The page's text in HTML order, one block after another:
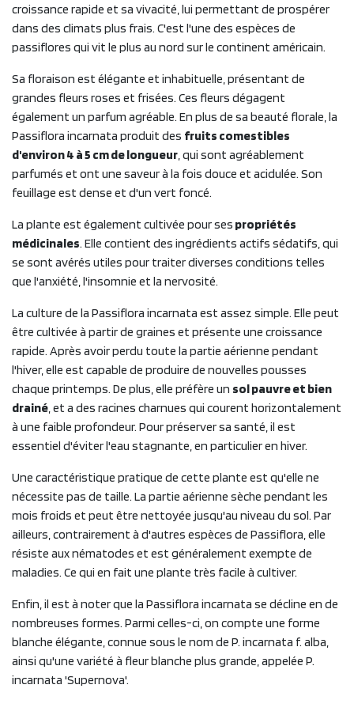
croissance rapide et sa vivacité, lui permettant de prospérer
dans des climats plus frais. C'est l'une des espèces de
passiflores qui vit le plus au nord sur le continent américain.
Sa floraison est élégante et inhabituelle, présentant de
grandes fleurs roses et frisées. Ces fleurs dégagent
également un parfum agréable. En plus de sa beauté florale, la
Passiflora incarnata produit des fruits comestibles
d'environ 4 à 5 cm de longueur, qui sont agréablement
parfumés et ont une saveur à la fois douce et acidulée. Son
feuillage est dense et d'un vert foncé.
La plante est également cultivée pour ses propriétés
médicinales. Elle contient des ingrédients actifs sédatifs, qui
se sont avérés utiles pour traiter diverses conditions telles
que l'anxiété, l'insomnie et la nervosité.
La culture de la Passiflora incarnata est assez simple. Elle peut
être cultivée à partir de graines et présente une croissance
rapide. Après avoir perdu toute la partie aérienne pendant
l'hiver, elle est capable de produire de nouvelles pousses
chaque printemps. De plus, elle préfère un sol pauvre et bien
drainé, et a des racines charnues qui courent horizontalement
à une faible profondeur. Pour préserver sa santé, il est
essentiel d'éviter l'eau stagnante, en particulier en hiver.
Une caractéristique pratique de cette plante est qu'elle ne
nécessite pas de taille. La partie aérienne sèche pendant les
mois froids et peut être nettoyée jusqu'au niveau du sol. Par
ailleurs, contrairement à d'autres espèces de Passiflora, elle
résiste aux nématodes et est généralement exempte de
maladies. Ce qui en fait une plante très facile à cultiver.
Enfin, il est à noter que la Passiflora incarnata se décline en de
nombreuses formes. Parmi celles-ci, on compte une forme
blanche élégante, connue sous le nom de P. incarnata f. alba,
ainsi qu'une variété à fleur blanche plus grande, appelée P.
incarnata 'Supernova'.